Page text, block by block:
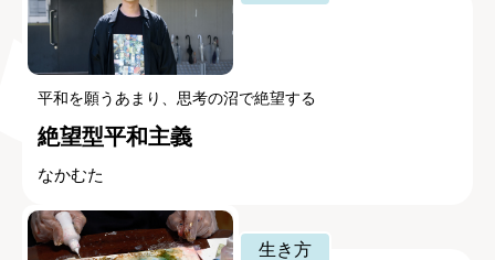
平和を願うあまり、思考の沼で絶望する
絶望型平和主義
なかむた
生き方